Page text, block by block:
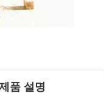
품 설명